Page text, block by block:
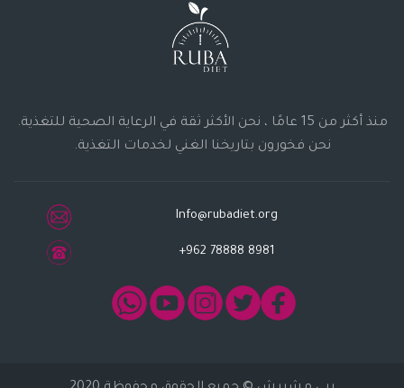
منذ أكثر من 15 عامًا ، نحن الأكثر ثقة في الرعاية الصحية للتغذية.
نحن فخورون بتاريخنا الغني لخدمات التغذية.
Info@rubadiet.org
+962 78888 8981